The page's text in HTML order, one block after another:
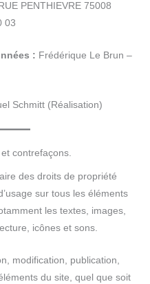
PENTHIEVRE 75008
03
: Frédérique Le Brun –
Schmitt (Réalisation)
contrefaçons.
des droits de propriété
sur tous les éléments
les textes, images,
icônes et sons.
modification, publication,
du site, quel que soit